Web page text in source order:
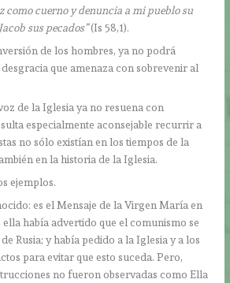
como cuerno y denuncia a mi pueblo su
sus pecados”(Is 58,1).
de los hombres, ya no podrá
que amenaza con sobrevenir al
de la Iglesia ya no resuena con
especialmente aconsejable recurrir a
no sólo existían en los tiempos de la
en la historia de la Iglesia.
ejemplos.
es el Mensaje de la Virgen María en
ella había advertido que el comunismo se
Rusia; y había pedido a la Iglesia y a los
para evitar que esto suceda. Pero,
no fueron observadas como Ella